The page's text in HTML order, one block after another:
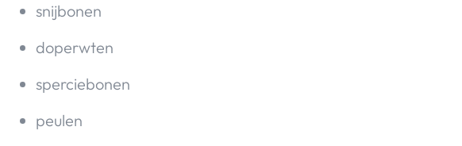
snijbonen
doperwten
sperciebonen
peulen